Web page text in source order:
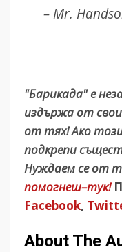
– Mr.
"Барикада" е
издържа от
от тях! Ако
подкрепи
Нуждаем се от
помогнеш–тук!
Facebook,
About The